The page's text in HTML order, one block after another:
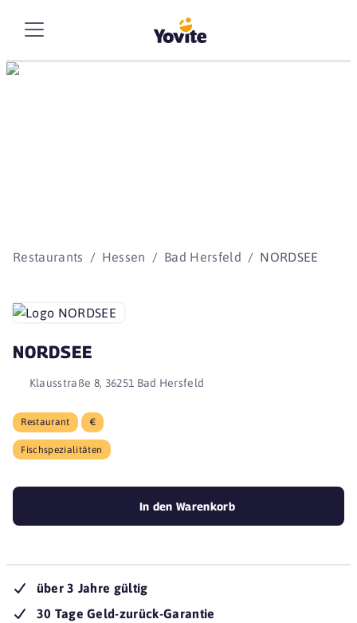
Restaurants Hessen Bad Hersfeld NORDSEE
NORDSEE
Klausstraße 8, 36251 Bad Hersfeld
Restaurant €
Fischspezialitäten
In den Warenkorb
über 3 Jahre gültig
30 Tage Geld-zurück-Garantie